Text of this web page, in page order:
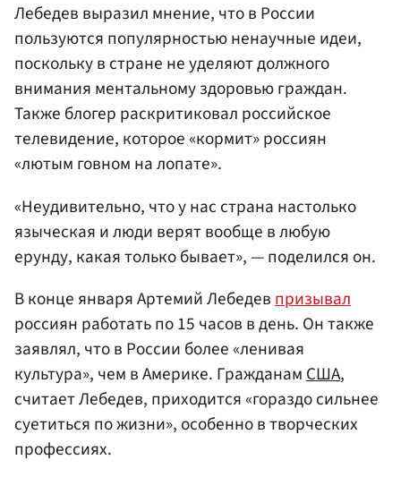
Лебедев выразил мнение, что в России
пользуются популярностью ненаучные идеи,
поскольку в стране не уделяют должного
внимания ментальному здоровью граждан.
Также блогер раскритиковал российское
телевидение, которое «кормит» россиян
«лютым говном на лопате».
«Неудивительно, что у нас страна настолько
языческая и люди верят вообще в любую
ерунду, какая только бывает», — поделился он.
В конце января Артемий Лебедевпризывал
россиян работать по 15 часов в день. Он также
заявлял, что в России более «ленивая
культура», чем в Америке. ГражданамСША,
считает Лебедев, приходится «гораздо сильнее
суетиться по жизни», особенно в творческих
профессиях.